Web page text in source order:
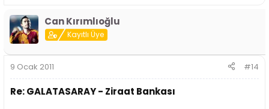
Can Kırımlıoğlu
Kayıtlı Üye
9 Ocak 2011 #14
Re: GALATASARAY - Ziraat Bankası